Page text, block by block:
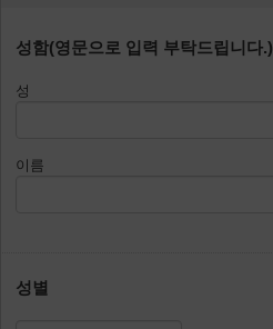
성함(영문으로 입력 부탁드립니다.)
성
이름
성별